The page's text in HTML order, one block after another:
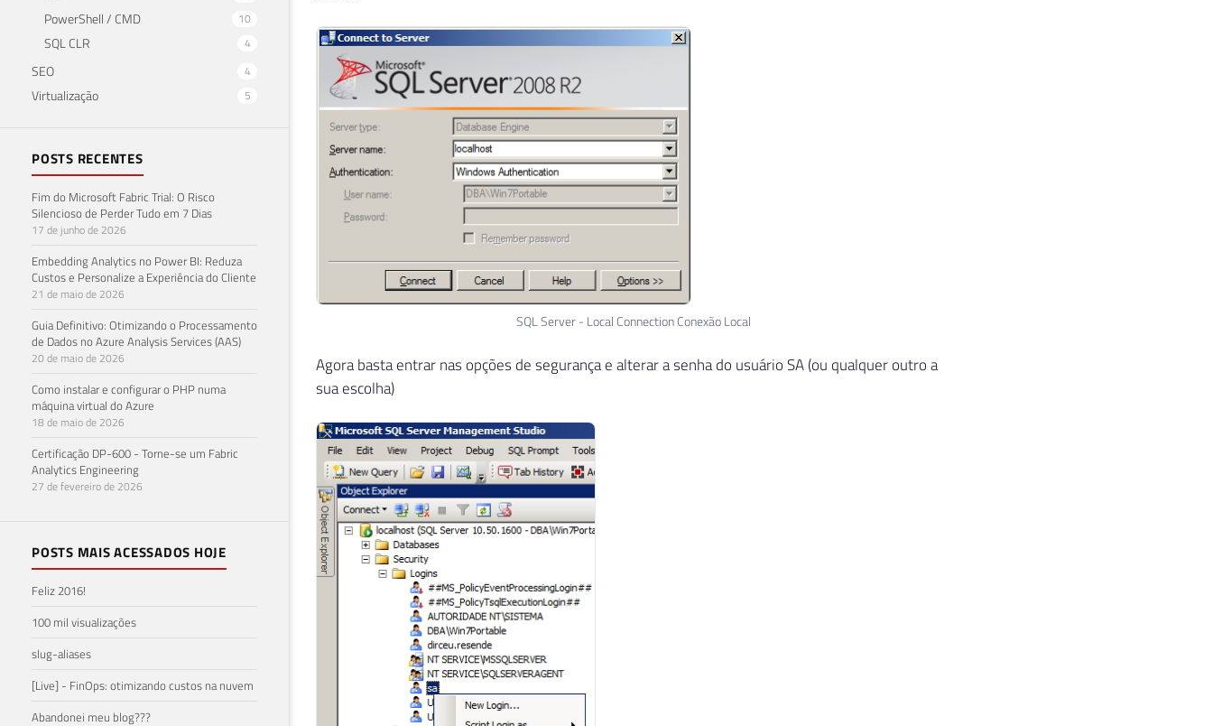
PowerShell / CMD 10
SQL CLR 4
SEO 4
Virtualização 5
POSTS RECENTES
Fim do Microsoft Fabric Trial: O Risco
Silencioso de Perder Tudo em 7 Dias
17 de junho de 2026
Embedding Analytics no Power BI: Reduza
Custos e Personalize a Experiência do Cliente
21 de maio de 2026
Guia Definitivo: Otimizando o Processamento
de Dados no Azure Analysis Services (AAS)
20 de maio de 2026
Como instalar e configurar o PHP numa
máquina virtual do Azure
18 de maio de 2026
Certificação DP-600 - Torne-se um Fabric
Analytics Engineering
27 de fevereiro de 2026
POSTS MAIS ACESSADOS HOJE
Feliz 2016!
100 mil visualizações
slug-aliases
[Live] - FinOps: otimizando custos na nuvem
Abandonei meu blog???
SQL Server - Local Connection Conexão Local
Agora basta entrar nas opções de segurança e alterar a senha do usuário SA (ou qualquer outro a
sua escolha)